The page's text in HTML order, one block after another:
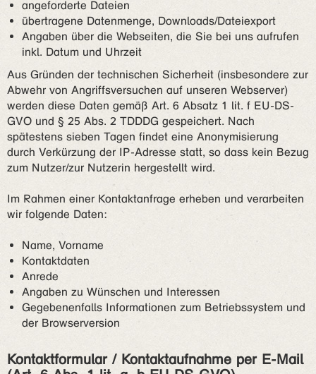
angeforderte Dateien
übertragene Datenmenge, Downloads/Dateiexport
Angaben über die Webseiten, die Sie bei uns aufrufen
inkl. Datum und Uhrzeit
Aus Gründen der technischen Sicherheit (insbesondere zur
Abwehr von Angriffsversuchen auf unseren Webserver)
werden diese Daten gemäß Art. 6 Absatz 1 lit. f EU-DS-
GVO und § 25 Abs. 2 TDDDG gespeichert. Nach
spätestens sieben Tagen findet eine Anonymisierung
durch Verkürzung der IP-Adresse statt, so dass kein Bezug
zum Nutzer/zur Nutzerin hergestellt wird.
Im Rahmen einer Kontaktanfrage erheben und verarbeiten
wir folgende Daten:
Name, Vorname
Kontaktdaten
Anrede
Angaben zu Wünschen und Interessen
Gegebenenfalls Informationen zum Betriebssystem und
der Browserversion
Kontaktformular / Kontaktaufnahme per E-Mail